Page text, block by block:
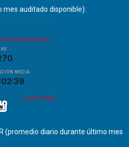
mes auditado disponible):
(promedio diario durante último mes